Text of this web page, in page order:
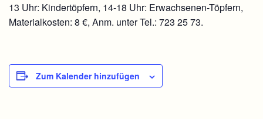
13 Uhr: Kindertöpfern, 14-18 Uhr: Erwachsenen-Töpfern,
Materialkosten: 8 €, Anm. unter Tel.: 723 25 73.
Zum Kalender hinzufügen